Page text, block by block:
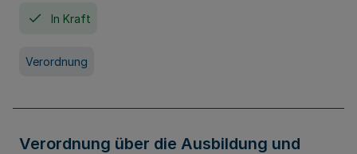
In Kraft
Verordnung
Verordnung über die Ausbildung und